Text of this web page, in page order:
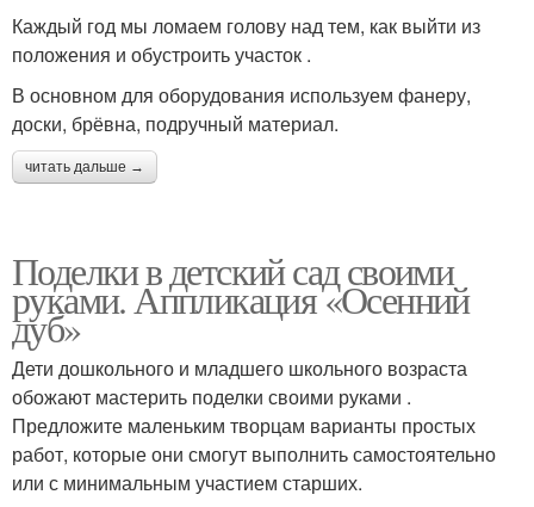
Каждый год мы ломаем голову над тем, как выйти из
положения и обустроить участок .
В основном для оборудования используем фанеру,
доски, брёвна, подручный материал.
читать дальше →
Поделки в детский сад своими
руками. Аппликация «Осенний
дуб»
Дети дошкольного и младшего школьного возраста
обожают мастерить поделки своими руками .
Предложите маленьким творцам варианты простых
работ, которые они смогут выполнить самостоятельно
или с минимальным участием старших.